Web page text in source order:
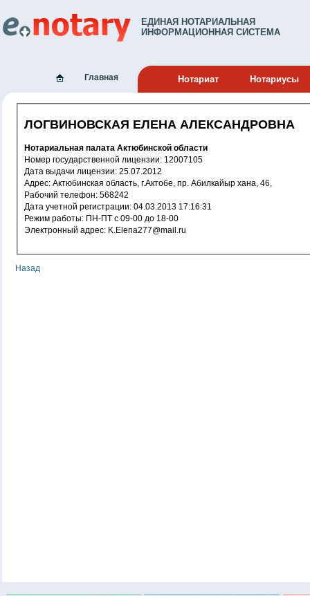
ЕДИНАЯ НОТАРИАЛЬНАЯ
ИНФОРМАЦИОННАЯ СИСТЕМА
Главная Нотариат Нотариусы
ЛОГВИНОВСКАЯ ЕЛЕНА АЛЕКСАНДРОВНА
Нотариальная палата Актюбинской области
Номер государственной лицензии: 12007105
Дата выдачи лицензии: 25.07.2012
Адрес: Актюбинская область, г.Актобе, пр. Абилкайыр хана, 46,
Рабочий телефон: 568242
Дата учетной регистрации: 04.03.2013 17:16:31
Режим работы: ПН-ПТ с 09-00 до 18-00
Электронный адрес: K.Elena277@mail.ru
Назад